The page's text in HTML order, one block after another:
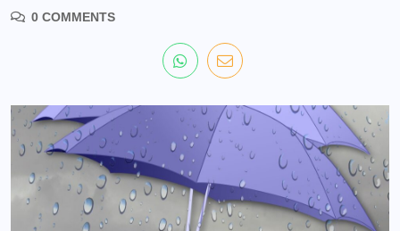
0 COMMENTS